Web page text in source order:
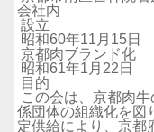
会社内
設立
昭和60年11月15日
京都肉ブランド化
昭和61年1月22日
目的
この会は、京都肉
係団体の組織化を図
定供給により、京都